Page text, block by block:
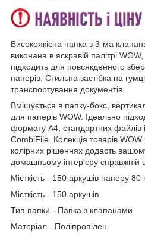
Високоякісна папка з 3-ма
виконана в яскравій палітрі
підходить для повсякденного
паперів. Стильна застібка на
транспортування документів.
Вміщується в папку-бокс,
для паперів WOW. Ідеально
формату A4, стандартних файлів
CombiFile. Колекція товарів WOW
колірних рішеннях додасть
домашньому інтер'єру справжній
Місткість - 150 аркушів паперу 80
Місткість - 150 аркушів
Тип папки - Папка з клапанами
Матеріал - Поліпропілен